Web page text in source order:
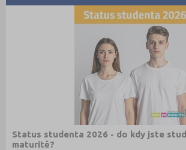
Status studenta 2026 - do kdy jste
maturitě?